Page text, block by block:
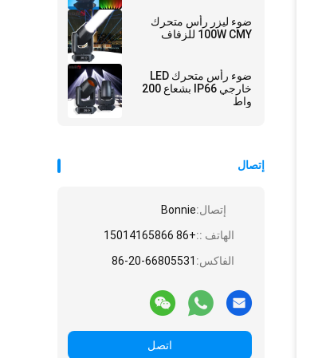
Head Theatre Event
ضوء ليزر رأس متحرك
100W CMY للزفاف
ضوء رأس متحرك LED
خارجي IP66 بشعاع 200
واط
إتصال
إتصال:Bonnie
الهاتف ::+86 15014165866
الفاكس: 86-20-66805531
اتصل